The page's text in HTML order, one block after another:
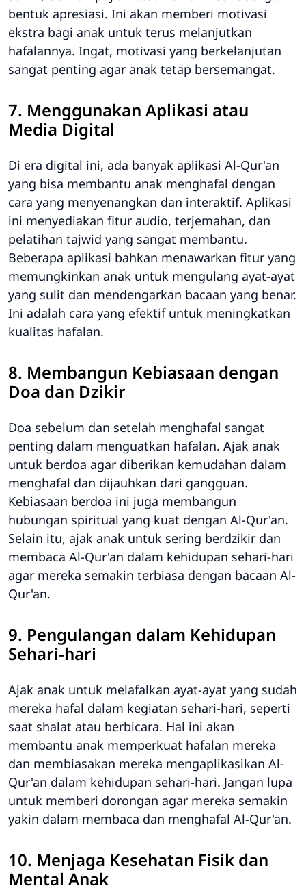
bentuk apresiasi. Ini akan memberi motivasi
ekstra bagi anak untuk terus melanjutkan
hafalannya. Ingat, motivasi yang berkelanjutan
sangat penting agar anak tetap bersemangat.
7. Menggunakan Aplikasi atau
Media Digital
Di era digital ini, ada banyak aplikasi Al-Qur'an
yang bisa membantu anak menghafal dengan
cara yang menyenangkan dan interaktif. Aplikasi
ini menyediakan fitur audio, terjemahan, dan
pelatihan tajwid yang sangat membantu.
Beberapa aplikasi bahkan menawarkan fitur yang
memungkinkan anak untuk mengulang ayat-ayat
yang sulit dan mendengarkan bacaan yang benar.
Ini adalah cara yang efektif untuk meningkatkan
kualitas hafalan.
8. Membangun Kebiasaan dengan
Doa dan Dzikir
Doa sebelum dan setelah menghafal sangat
penting dalam menguatkan hafalan. Ajak anak
untuk berdoa agar diberikan kemudahan dalam
menghafal dan dijauhkan dari gangguan.
Kebiasaan berdoa ini juga membangun
hubungan spiritual yang kuat dengan Al-Qur'an.
Selain itu, ajak anak untuk sering berdzikir dan
membaca Al-Qur'an dalam kehidupan sehari-hari
agar mereka semakin terbiasa dengan bacaan Al-
Qur'an.
9. Pengulangan dalam Kehidupan
Sehari-hari
Ajak anak untuk melafalkan ayat-ayat yang sudah
mereka hafal dalam kegiatan sehari-hari, seperti
saat shalat atau berbicara. Hal ini akan
membantu anak memperkuat hafalan mereka
dan membiasakan mereka mengaplikasikan Al-
Qur'an dalam kehidupan sehari-hari. Jangan lupa
untuk memberi dorongan agar mereka semakin
yakin dalam membaca dan menghafal Al-Qur'an.
10. Menjaga Kesehatan Fisik dan
Mental Anak